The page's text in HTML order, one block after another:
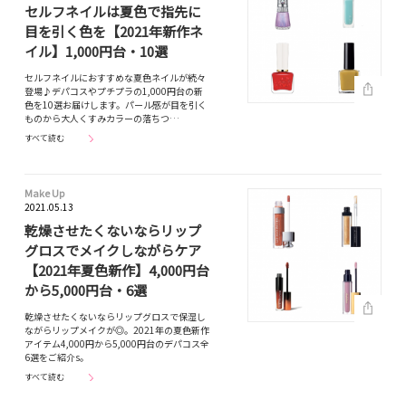
セルフネイルは夏色で指先に
目を引く色を【2021年新作ネ
イル】1,000円台・10選
セルフネイルにおすすめな夏色ネイルが続々
登場♪デパコスやプチプラの1,000円台の新
色を10選お届けします。パール感が目を引く
ものから大人くすみカラーの落ちつ…
すべて読む
Make Up
2021.05.13
乾燥させたくないならリップ
グロスでメイクしながらケア
【2021年夏色新作】4,000円台
から5,000円台・6選
乾燥させたくないならリップグロスで保湿し
ながらリップメイクが◎。2021年の夏色新作
アイテム4,000円から5,000円台のデパコス全
6選をご紹介s。
すべて読む